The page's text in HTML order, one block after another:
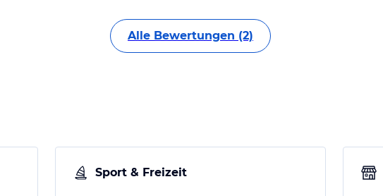
Alle Bewertungen (2)
Sport & Freizeit